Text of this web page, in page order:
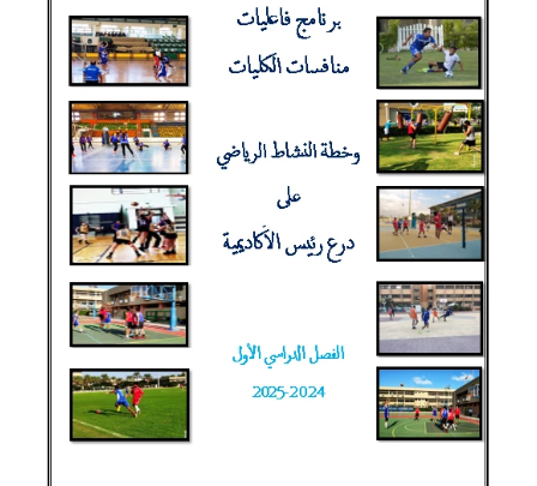
التدريب
والخدمة
المجتمعية
الإستشارات
روابط الكليات المقرات الحياة
بالأكاديمية
المراكز
المجمعاتالعمادات